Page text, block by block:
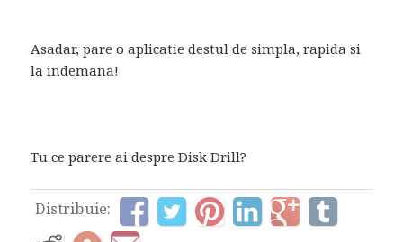
Asadar, pare o aplicatie destul de simpla, rapida si
la indemana!
Tu ce parere ai despre Disk Drill?
Distribuie: